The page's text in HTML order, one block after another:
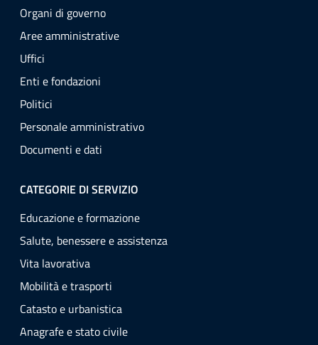
Organi di governo
Aree amministrative
Uffici
Enti e fondazioni
Politici
Personale amministrativo
Documenti e dati
CATEGORIE DI SERVIZIO
Educazione e formazione
Salute, benessere e assistenza
Vita lavorativa
Mobilità e trasporti
Catasto e urbanistica
Anagrafe e stato civile